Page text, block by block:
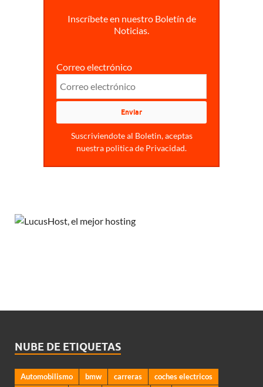
Inscríbete en nuestro Boletín de
Noticias.
Correo electrónico
Suscriviendote al Boletin, aceptas
nuestra politica de Privacidad.
NUBE DE ETIQUETAS
Automobilismo bmw carreras
coches electricos